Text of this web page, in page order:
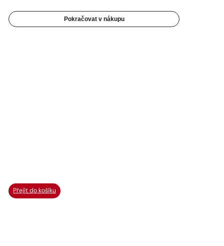
Pokračovat v nákupu
Přejít do košíku